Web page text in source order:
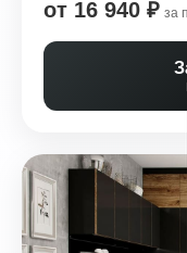
от 16 940 ₽ за